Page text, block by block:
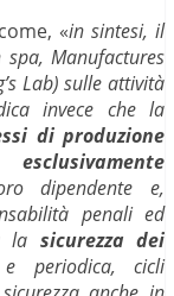
«in sintesi, il
spa, Manufactures
Lab) sulle attività
invece che la
di produzione
dipendente e,
penali ed
la sicurezza dei
periodica, cicli